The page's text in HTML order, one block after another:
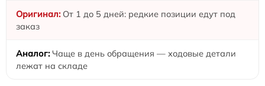
От 1 до 5 дней: редкие позиции едут под
заказ
Чаще в день обращения — ходовые детали
лежат на складе